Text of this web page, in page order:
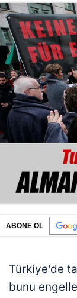
ABONE OL
Türkiye'de
bunu